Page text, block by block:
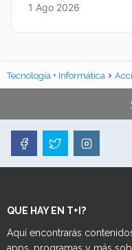
1 Ago 2026
Tecnología + Informática
QUE HAY EN T+I?
Aquí encontrarás